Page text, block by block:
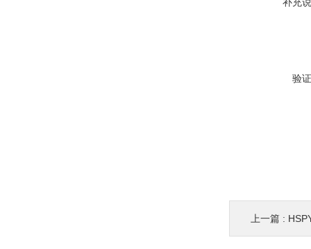
验
上一篇 :